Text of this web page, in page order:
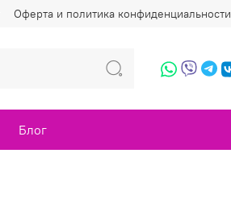
Оферта и политика конфиденциальности
Блог